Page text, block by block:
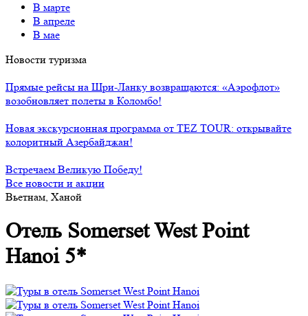
В марте
В апреле
В мае
Новости туризма
Прямые рейсы на Шри-Ланку возвращаются: «Аэрофлот»
возобновляет полеты в Коломбо!
Новая экскурсионная программа от TEZ TOUR: открывайте
колоритный Азербайджан!
Встречаем Великую Победу!
Все новости и акции
Вьетнам, Ханой
Отель Somerset West Point
Hanoi 5*